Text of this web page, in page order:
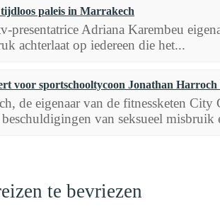
paleis in Marrakech
presentatrice Adriana Karembeu
achterlaat op iedereen die het...
voor sportschooltycoon Jonathan
de eigenaar van de fitnessketen
beschuldigingen van seksueel
te bevriezen